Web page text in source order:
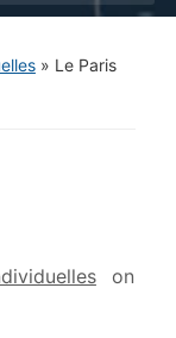
» Le Paris
on